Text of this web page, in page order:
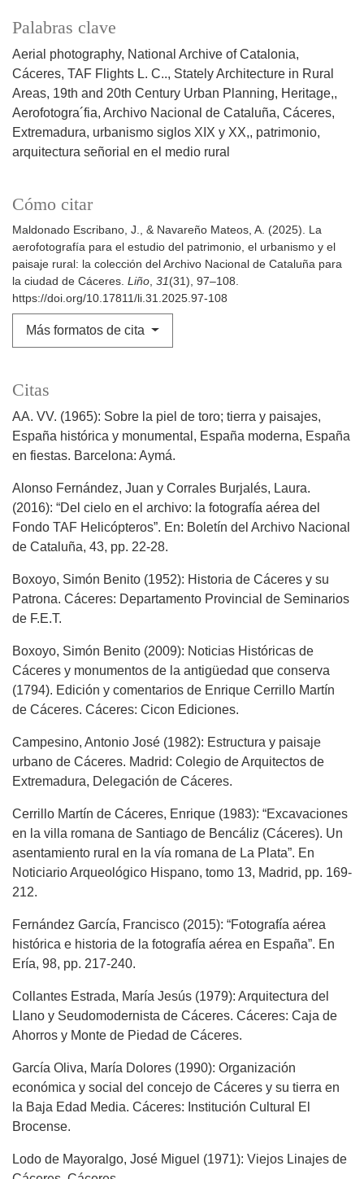
Palabras clave
Aerial photography National Archive of Catalonia
Cáceres TAF Flights L. C.. Stately Architecture in Rural
Areas 19th and 20th Century Urban Planning, Heritage,
Aerofotogra´fia Archivo Nacional de Cataluña Cáceres
Extremadura urbanismo siglos XIX y XX, patrimonio
arquitectura señorial en el medio rural
Cómo citar
Maldonado Escribano, J., & Navareño Mateos, A. (2025). La
aerofotografía para el estudio del patrimonio, el urbanismo y el
paisaje rural: la colección del Archivo Nacional de Cataluña para
la ciudad de Cáceres. Liño, 31(31), 97–108.
https://doi.org/10.17811/li.31.2025.97-108
Más formatos de cita
Citas
AA. VV. (1965): Sobre la piel de toro; tierra y paisajes,
España histórica y monumental, España moderna, España
en fiestas. Barcelona: Aymá.
Alonso Fernández, Juan y Corrales Burjalés, Laura.
(2016): “Del cielo en el archivo: la fotografía aérea del
Fondo TAF Helicópteros”. En: Boletín del Archivo Nacional
de Cataluña, 43, pp. 22-28.
Boxoyo, Simón Benito (1952): Historia de Cáceres y su
Patrona. Cáceres: Departamento Provincial de Seminarios
de F.E.T.
Boxoyo, Simón Benito (2009): Noticias Históricas de
Cáceres y monumentos de la antigüedad que conserva
(1794). Edición y comentarios de Enrique Cerrillo Martín
de Cáceres. Cáceres: Cicon Ediciones.
Campesino, Antonio José (1982): Estructura y paisaje
urbano de Cáceres. Madrid: Colegio de Arquitectos de
Extremadura, Delegación de Cáceres.
Cerrillo Martín de Cáceres, Enrique (1983): “Excavaciones
en la villa romana de Santiago de Bencáliz (Cáceres). Un
asentamiento rural en la vía romana de La Plata”. En
Noticiario Arqueológico Hispano, tomo 13, Madrid, pp. 169-
212.
Fernández García, Francisco (2015): “Fotografía aérea
histórica e historia de la fotografía aérea en España”. En
Ería, 98, pp. 217-240.
Collantes Estrada, María Jesús (1979): Arquitectura del
Llano y Seudomodernista de Cáceres. Cáceres: Caja de
Ahorros y Monte de Piedad de Cáceres.
García Oliva, María Dolores (1990): Organización
económica y social del concejo de Cáceres y su tierra en
la Baja Edad Media. Cáceres: Institución Cultural El
Brocense.
Lodo de Mayoralgo, José Miguel (1971): Viejos Linajes de